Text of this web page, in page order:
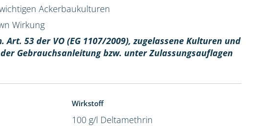
Ackerbaukulturen
Wirkung
53 der VO (EG 1107/2009), zugelassene Kulturen und
Gebrauchsanleitung bzw. unter Zulassungsauflagen
Wirkstoff
100 g/l Deltamethrin